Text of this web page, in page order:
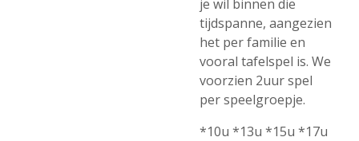
je wil binnen die
tijdspanne, aangezien
het per familie en
vooral tafelspel is. We
voorzien 2uur spel
per speelgroepje.
*10u *13u *15u *17u